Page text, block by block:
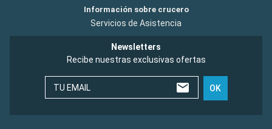
Información sobre crucero
Servicios de Asistencia
Newsletters
Recibe nuestras exclusivas ofertas
TU EMAIL OK